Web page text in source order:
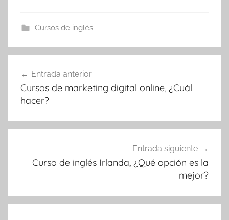
Cursos de inglés
de
entradas
Entrada anterior
Cursos de marketing digital online, ¿Cuál
hacer?
Entrada siguiente
Curso de inglés Irlanda, ¿Qué opción es la
mejor?